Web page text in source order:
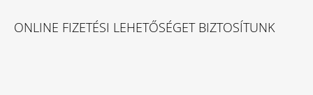
ONLINE FIZETÉSI LEHETŐSÉGET BIZTOSÍTUNK